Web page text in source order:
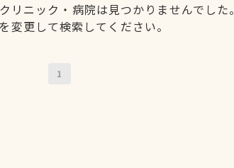
リニック・病院は見つかりませんでした。
変更して検索してください。
1